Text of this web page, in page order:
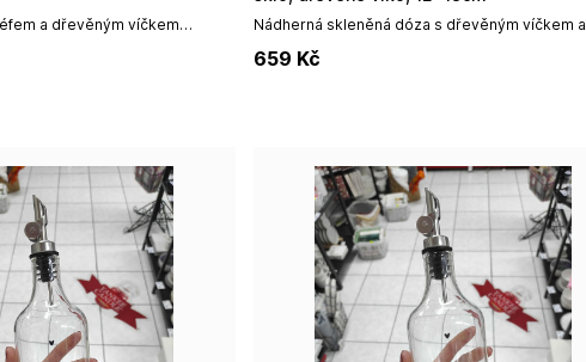
a dřevěným víčkem
Nádherná skleněná dóza s dřevěným víčkem a
je nadčasovým doplňkem v kuchyni je...
659 Kč